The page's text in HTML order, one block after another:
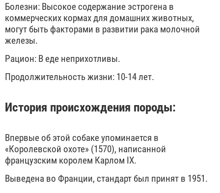
Болезни: Высокое содержание эстрогена в
коммерческих кормах для домашних животных,
могут быть факторами в развитии рака молочной
железы.
Рацион: В еде неприхотливы.
Продолжительность жизни: 10-14 лет.
История происхождения породы:
Впервые об этой собаке упоминается в
«Королевской охоте» (1570), написанной
французским королем Карлом IX.
Выведена во Франции, стандарт был принят в 1951.